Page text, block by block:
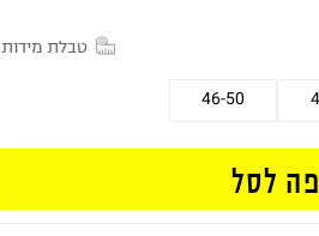
טבלת מידות
46-50
לסל